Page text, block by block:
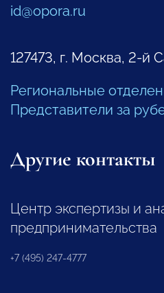
id@opora.ru
127473, г. Москва, 2-й
Региональные
Представители за
Другие контакты
Центр экспертизы и
предпринимательства
+7 (495) 247-4777